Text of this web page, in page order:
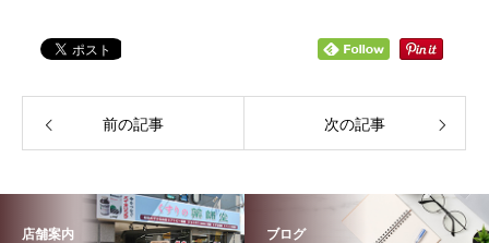
前の記事 次の記事
店舗案内 ブログ